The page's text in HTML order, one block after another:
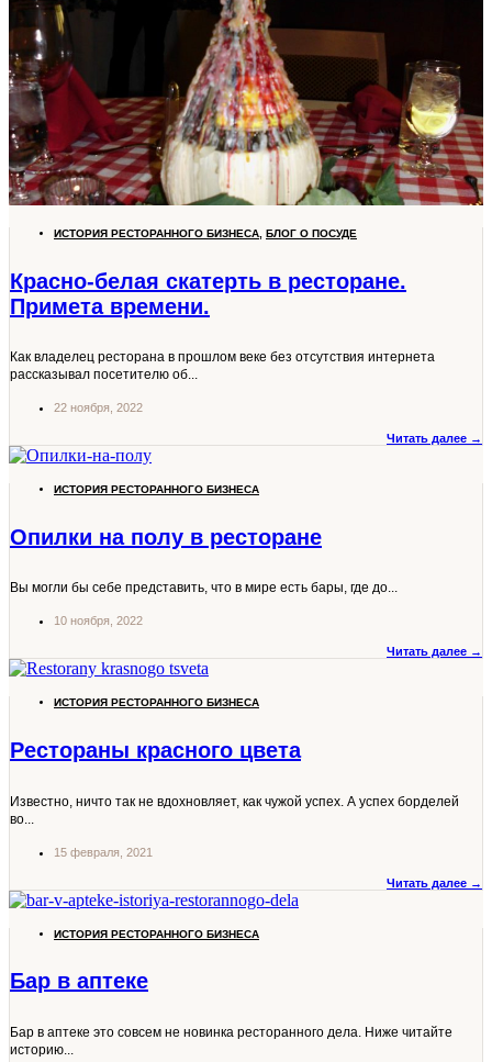
ИСТОРИЯ РЕСТОРАННОГО БИЗНЕСА БЛОГ О ПОСУДЕ
Красно-белая скатерть в ресторане.
Примета времени.
Как владелец ресторана в прошлом веке без отсутствия интернета
рассказывал посетителю об...
22 ноября, 2022
Читать далее →
ИСТОРИЯ РЕСТОРАННОГО БИЗНЕСА
Опилки на полу в ресторане
Вы могли бы себе представить, что в мире есть бары, где до...
10 ноября, 2022
Читать далее →
ИСТОРИЯ РЕСТОРАННОГО БИЗНЕСА
Рестораны красного цвета
Известно, ничто так не вдохновляет, как чужой успех. А успех борделей
во...
15 февраля, 2021
Читать далее →
ИСТОРИЯ РЕСТОРАННОГО БИЗНЕСА
Бар в аптеке
Бар в аптеке это совсем не новинка ресторанного дела. Ниже читайте
историю...